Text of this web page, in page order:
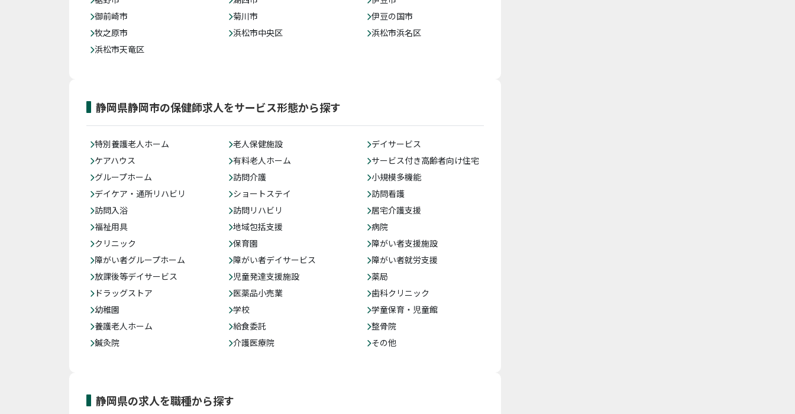
御前崎市
菊川市
伊豆の国市
牧之原市
浜松市中央区
浜松市浜名区
浜松市天竜区
静岡県静岡市の保健師求人をサービス形態から探す
特別養護老人ホーム 老人保健施設
デイサービス
ケアハウス
有料老人ホーム
サービス付き高齢者向け住宅
グループホーム
訪問介護
小規模多機能
デイケア・通所リハビリ
ショートステイ
訪問看護
訪問入浴
訪問リハビリ
居宅介護支援
福祉用具
地域包括支援
病院
クリニック
保育園
障がい者支援施設
障がい者グループホーム
障がい者デイサービス
障がい者就労支援
放課後等デイサービス
児童発達支援施設
薬局
ドラッグストア
医薬品小売業
歯科クリニック
幼稚園
学校
学童保育・児童館
養護老人ホーム
給食委託
整骨院
鍼灸院
介護医療院 その他
静岡県の求人を職種から探す